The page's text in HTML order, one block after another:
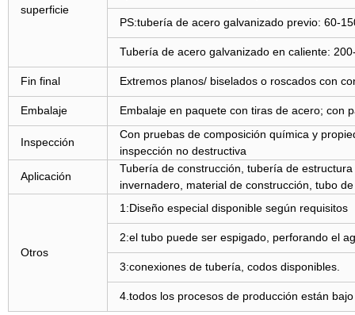
superficie
PS:tubería de acero galvanizado previo: 60-
Tubería de acero galvanizado en caliente:
Fin final Extremos planos/ biselados o roscados con
Embalaje Embalaje en paquete con tiras de acero; con
Inspección
Con pruebas de composición química y
inspección no destructiva
Aplicación
Tubería de construcción, tubería de
invernadero, material de construcción, tubo
Otros
1:Diseño especial disponible según requisitos
2:el tubo puede ser espigado, perforando el
3:conexiones de tubería, codos disponibles.
4.todos los procesos de producción están